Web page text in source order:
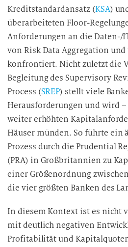
Kreditstandardansatz (KSA)
überarbeiteten Floor-
Anforderungen an die Daten-/
von Risk Data Aggregation
konfrontiert. Nicht zuletzt die
Begleitung des Supervisory
Process (SREP) stellt viele
Herausforderungen und wird
weiter erhöhten
Häuser münden. So führte ein
Prozess durch die Prudential
(PRA) in Großbritannien zu
einer Größenordnung
die vier größten Banken des
In diesem Kontext ist es nicht
mit deutlich negativen
Profitabilität und